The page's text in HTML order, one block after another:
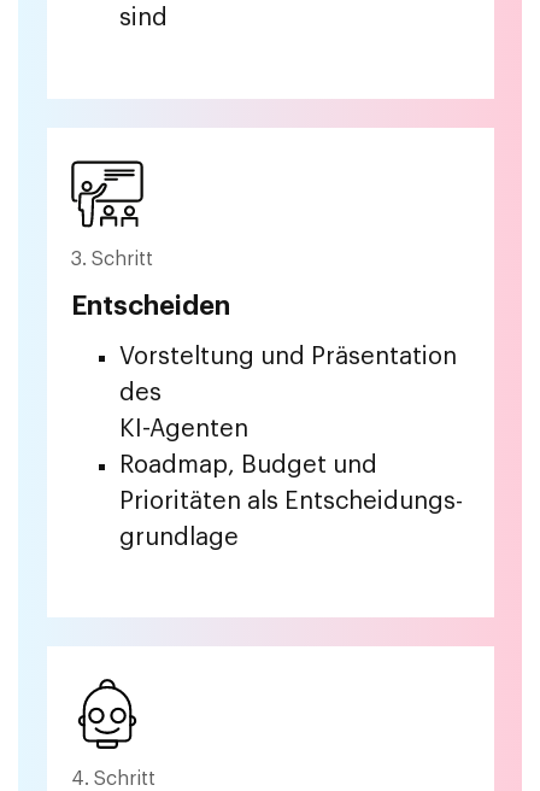
sind
3. Schritt
Entscheiden
Vorsteltung und Präsentation
des
KI-Agenten
Roadmap, Budget und
Prioritäten als Entscheidungs-
grundlage
4. Schritt